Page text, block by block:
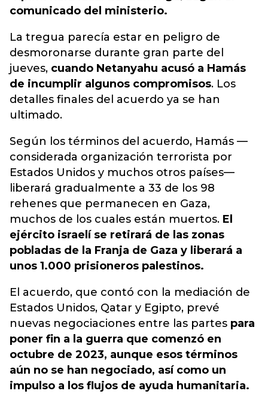
comunicado del ministerio.
La tregua parecía estar en peligro de
desmoronarse durante gran parte del
jueves, cuando Netanyahu acusó a Hamás
de incumplir algunos compromisos. Los
detalles finales del acuerdo ya se han
ultimado.
Según los términos del acuerdo, Hamás —
considerada organización terrorista por
Estados Unidos y muchos otros países—
liberará gradualmente a 33 de los 98
rehenes que permanecen en Gaza,
muchos de los cuales están muertos. El
ejército israelí se retirará de las zonas
pobladas de la Franja de Gaza y liberará a
unos 1.000 prisioneros palestinos.
El acuerdo, que contó con la mediación de
Estados Unidos, Qatar y Egipto, prevé
nuevas negociaciones entre las partes para
poner fin a la guerra que comenzó en
octubre de 2023, aunque esos términos
aún no se han negociado, así como un
impulso a los flujos de ayuda humanitaria.